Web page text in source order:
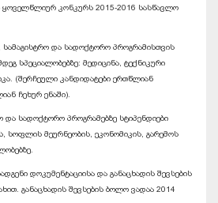
ყოველწლიურ კონკურს 2015-2016 სასწავლო
სამაგისტრო და სადოქტორო პროგრამისთვის
სპეციალობებზე: მედიცინა, ტექნიკური
(შერჩეული კანდიდატები ერთწლიან
ჩეხურ ენაში).
და სადოქტორო პროგრამებზე სტიპენდიები
სოფლის მეურნეობის, ეკონომიკის, გარემოს
დოკუმენტაციისა და განაცხადის შევსების
განაცხადის შევსების ბოლო ვადაა 2014